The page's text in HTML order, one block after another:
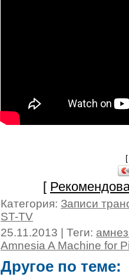
[
Категория: Записи
ST-TV
25.11.2013 | Теги:
Amnesia A Machine for
Другое по теме: